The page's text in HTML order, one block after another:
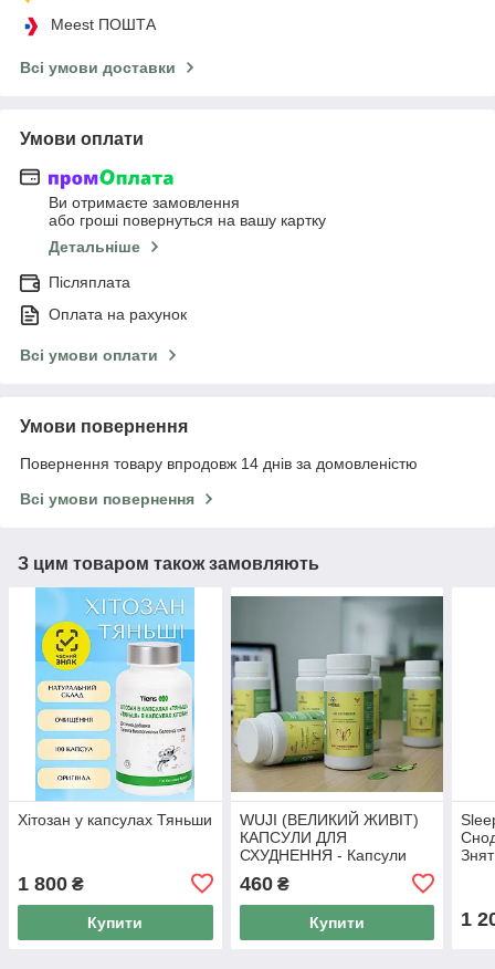
Meest ПОШТА
Всі умови доставки
Умови оплати
Ви отримаєте замовлення
або гроші повернуться на вашу картку
Детальніше
Післяплата
Оплата на рахунок
Всі умови оплати
Умови повернення
Повернення товару впродовж 14 днів за домовленістю
Всі умови повернення
З цим товаром також замовляють
Хітозан у капсулах Тяньши
1 800 ₴
Купити
WUJI (ВЕЛИКИЙ ЖИВІТ)
КАПСУЛИ ДЛЯ
СХУДНЕННЯ - Капсули
для схуднення Тянь Ву, 50
капс
460₴
Купити 1